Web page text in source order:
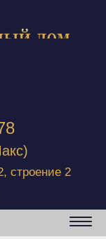
строение 2